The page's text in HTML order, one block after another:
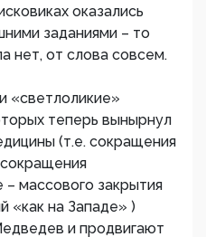
оказались
заданиями – то
нет, от слова совсем.
«светлоликие»
теперь вынырнул
(т.е. сокращения
сокращения
массового закрытия
«как на Западе» )
и продвигают